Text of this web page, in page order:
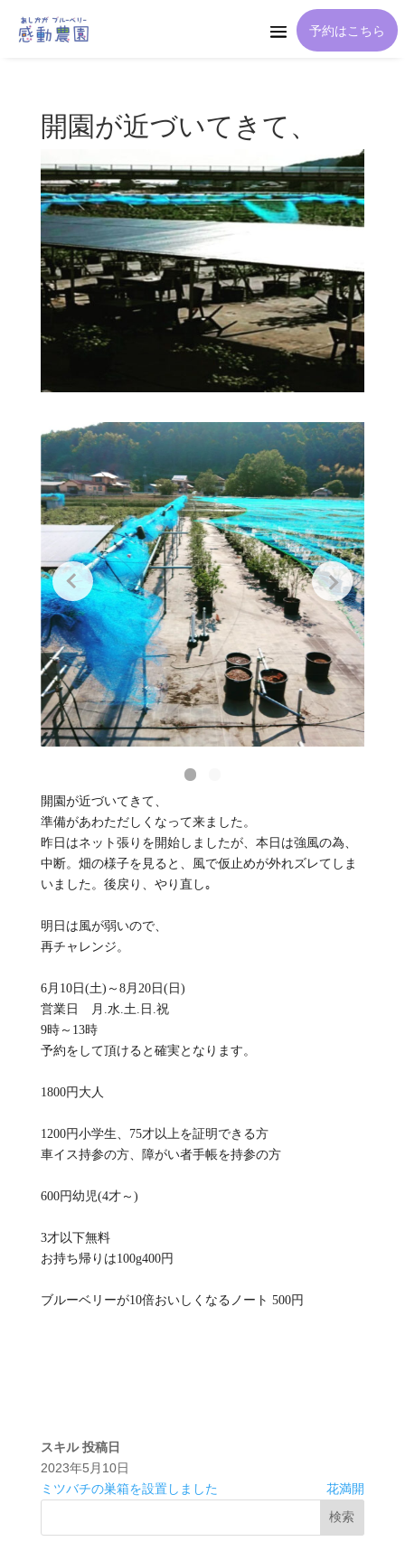
予約はこちら
開園が近づいてきて、
開園が近づいてきて、
準備があわただしくなって来ました。
昨日はネット張りを開始しましたが、本日は強風の為、
中断。畑の様子を見ると、風で仮止めが外れズレてしま
いました。後戻り、やり直し｡
明日は風が弱いので、
再チャレンジ。
6月10日(土)～8月20日(日)
営業日 月.水.土.日.祝
9時～13時
予約をして頂けると確実となります。
1800円大人
1200円小学生、75才以上を証明できる方
車イス持参の方、障がい者手帳を持参の方
600円幼児(4才～)
3才以下無料
お持ち帰りは100g400円
ブルーベリーが10倍おいしくなるノート 500円
スキル 投稿日
2023年5月10日
ミツバチの巣箱を設置しました
花満開
検索